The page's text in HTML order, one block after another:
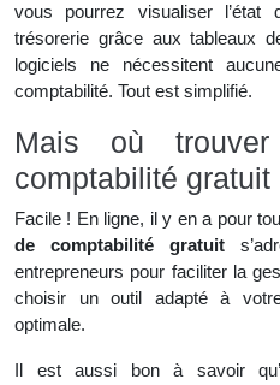
vous pourrez visualiser
trésorerie grâce aux tableaux
logiciels ne nécessitent
comptabilité. Tout est simplifié.
Mais où
comptabilité gratuit
Facile ! En ligne, il y en a pour
de comptabilité gratuit
entrepreneurs pour faciliter la
choisir un outil adapté à
optimale.
Il est aussi bon à savoir